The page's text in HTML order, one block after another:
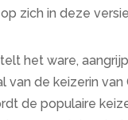
zich in deze
het ware,
van de keizerin van
de populaire